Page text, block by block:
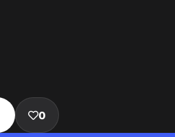
0